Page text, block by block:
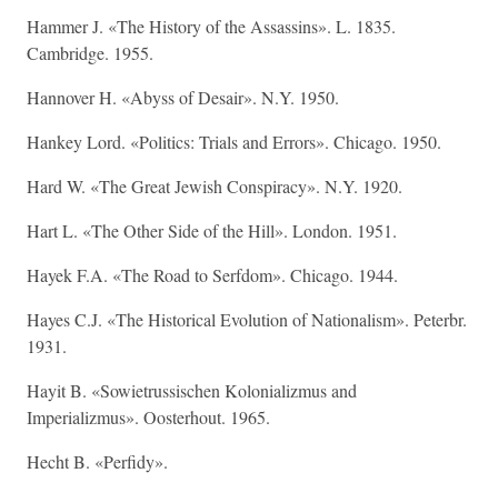
Hammer J. «The History of the Assassins». L. 1835.
Cambridge. 1955.
Hannover H. «Abyss of Desair». N.Y. 1950.
Hankey Lord. «Politics: Trials and Errors». Chicago. 1950.
Hard W. «The Great Jewish Conspiracy». N.Y. 1920.
Hart L. «The Other Side of the Hill». London. 1951.
Hayek F.A. «The Road to Serfdom». Chicago. 1944.
Hayes C.J. «The Historical Evolution of Nationalism». Peterbr.
1931.
Hayit B. «Sowietrussischen Kolonializmus and
Imperializmus». Oosterhout. 1965.
Hecht B. «Perfidy».